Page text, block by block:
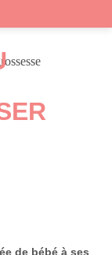
de bébé à ses